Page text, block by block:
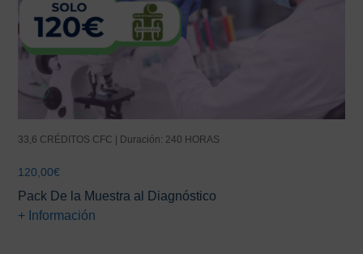
33,6 CRÉDITOS CFC | Duración: 240 HORAS
120,00€
Pack De la Muestra al Diagnóstico
+ Información